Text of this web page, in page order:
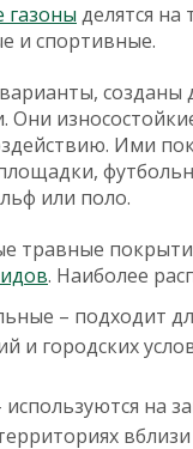
газоны делятся на
и спортивные.
созданы
Они
Ими
или поло.
травные
. Наиболее
– подходит
и городских
на